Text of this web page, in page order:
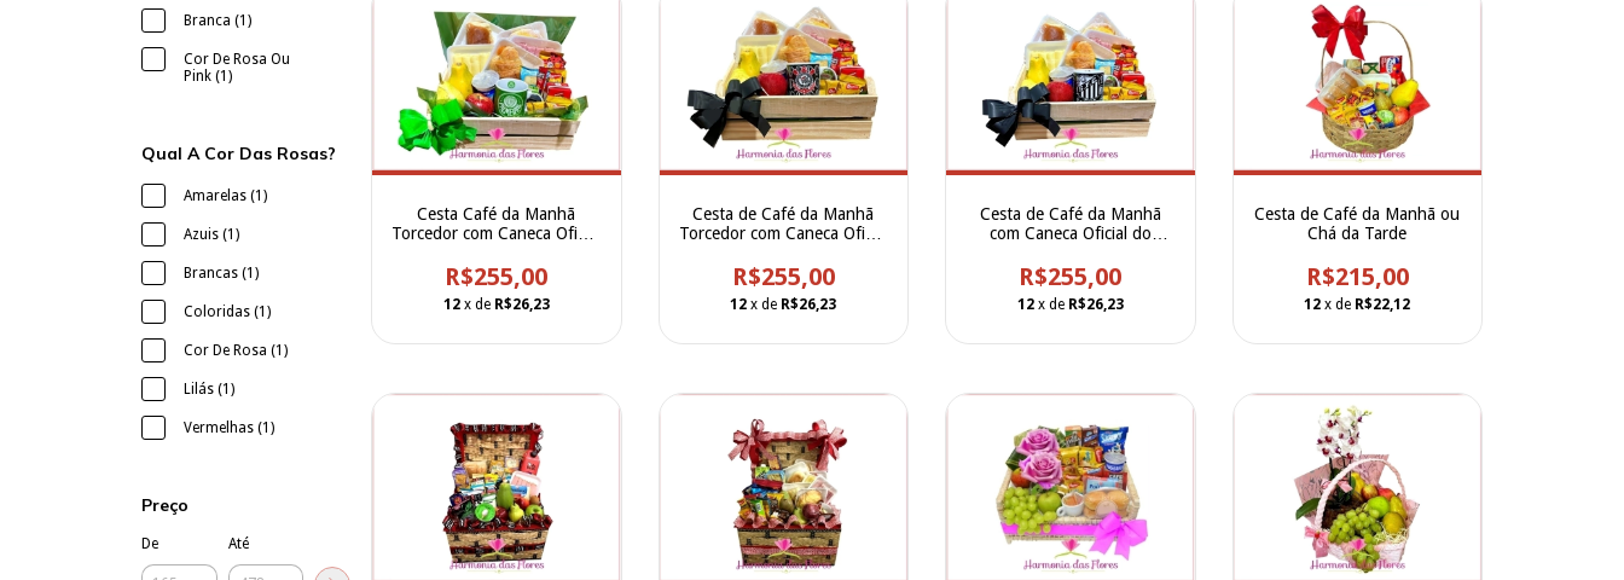
Branca (1)
Cor De Rosa Ou
Pink (1)
Qual A Cor Das Rosas?
Amarelas (1)
Azuis (1)
Brancas (1)
Coloridas (1)
Cor De Rosa (1)
Lilás (1)
Vermelhas (1)
Preço
De Até
Cesta Café da Manhã
Torcedor com Caneca Oficial
R$255,00
12 x de R$26,23
Cesta de Café da Manhã
Torcedor com Caneca Oficial
R$255,00
12 x de R$26,23
Cesta de Café da Manhã
com Caneca Oficial do
R$255,00
12 x de R$26,23
Cesta de Café da Manhã ou
Chá da Tarde
R$215,00
12 x de R$22,12